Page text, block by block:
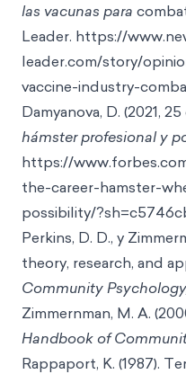
las vacunas para
Leader. https://
leader.com/story/
vaccine-industry-comba
Damyanova, D. (2021,
hámster profesional y
https://
the-career-hamster-
possibility/?sh=c
Perkins, D. D., y
theory, research, and
Community
Zimmernman, M. A.
Handbook of
Rappaport, K. (1987).